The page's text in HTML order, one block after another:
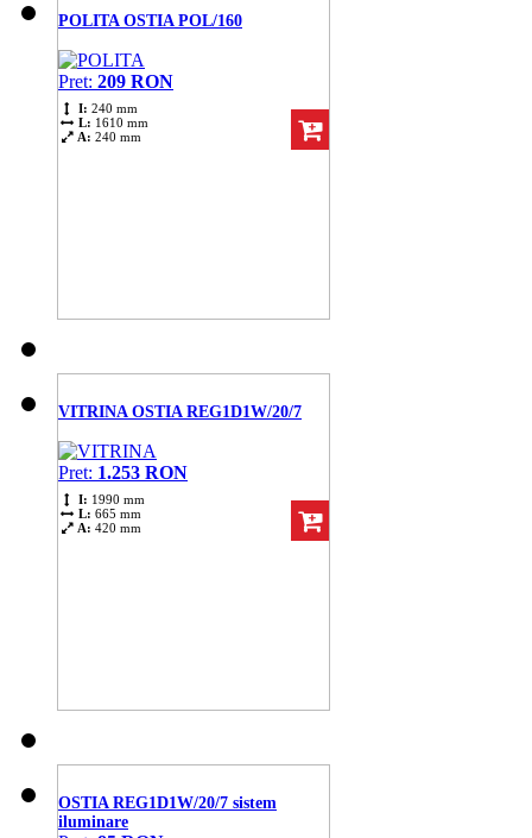
POLITA OSTIA POL/160
Pret: 209 RON
I: 240 mm
L: 1610 mm
A: 240 mm
VITRINA OSTIA REG1D1W/20/7
Pret: 1.253 RON
I: 1990 mm
L: 665 mm
A: 420 mm
OSTIA REG1D1W/20/7 sistem
iluminare